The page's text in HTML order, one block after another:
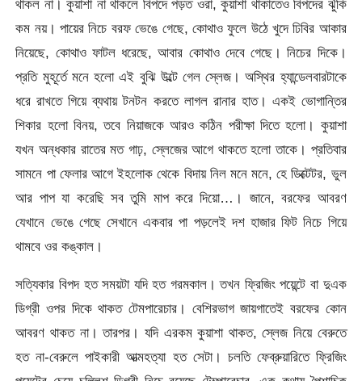
থাকল না। কুয়াশা না থাকলে বিপদে পড়ত ওরা, কুয়াশা থাকাতেও বিপদের ঝুঁকি
কম নয়। পায়ের নিচে বরফ ভেঙে গেছে, কোথাও ফুলে উঠে খুদে ঢিবির আকার
নিয়েছে, কোথাও ফাটল ধরেছে, আবার কোথাও দেবে গেছে। নিচের দিকে।
প্রতি মুহূর্তে মনে হলো এই বুঝি উল্টে গেল স্লেজ। অস্থির হ্যান্ডেলবারটাকে
ধরে রাখতে গিয়ে ব্যথায় টনটন করতে লাগল রানার হাত। একই ভোগান্তির
শিকার হলো বিনয়, তবে নিয়াজকে আরও কঠিন পরীক্ষা দিতে হলো। কুয়াশা
যখন অন্ধকার রাতের মত গাঢ়, স্লেজের আগে থাকতে হলো তাকে। প্রতিবার
সামনে পা ফেলার আগে ইহলোক থেকে বিদায় নিল মনে মনে, হে ডিক্টেটর, ভুল
আর পাপ যা করেছি সব তুমি মাপ করে দিয়ো…। জানে, বরফের আবরণ
যেখানে ভেঙে গেছে সেখানে একবার পা পড়লেই দশ হাজার ফিট নিচে গিয়ে
থামবে ওর কঙ্কাল।
সত্যিকার বিপদ হত সময়টা যদি হত গরমকাল। তখন ফ্রিজিং পয়েন্টে বা দুএক
ডিগ্রী ওপর দিকে থাকত টেমপারেচার। বেশিরভাগ জায়গাতেই বরফের কোন
আবরণ থাকত না। তারপর। যদি এরকম কুয়াশা থাকত, স্লেজ নিয়ে বেরুতে
হত না-বেরুলে পাইকারী আত্মহত্যা হত সেটা। চলতি ফেব্রুয়ারিতে ফ্রিজিং